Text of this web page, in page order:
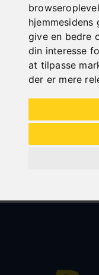
give en bedre
din interesse
at tilpasse
der er mere
HPS 90
Art. No. : 06-
13.656,00 €
incl. 20% VAT